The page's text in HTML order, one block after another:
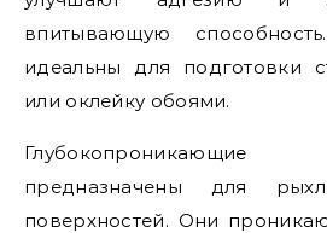
впитывающую
идеальны для подготовки
или оклейку обоями.
предназначены для
поверхностей. Они